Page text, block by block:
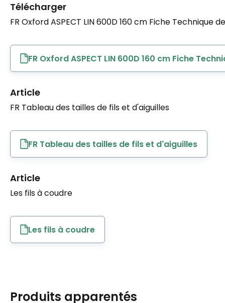
Télécharger
FR Oxford ASPECT LIN 600D 160 cm Fiche Technique
FR Oxford ASPECT LIN 600D 160 cm Fiche
Article
FR Tableau des tailles de fils et d'aiguilles
FR Tableau des tailles de fils et d'aiguilles
Article
Les fils à coudre
Les fils à coudre
Produits apparentés